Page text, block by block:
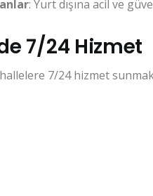
: Yurt dışına acil ve
7/24 Hizmet
7/24 hizmet